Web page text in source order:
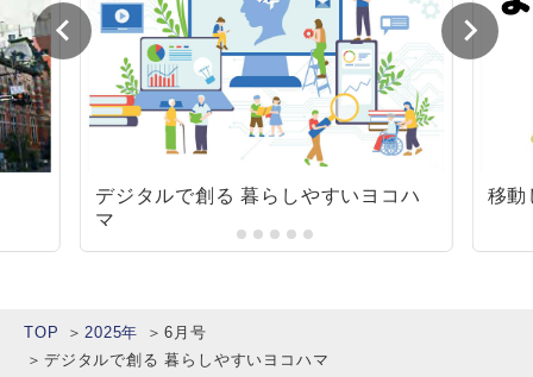
デジタルで創る 暮らしやすいヨコハ
マ
移動
TOP 2025年
6月号
デジタルで創る 暮らしやすいヨコハマ